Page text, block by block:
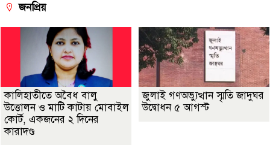
জনপ্রিয়
কালিহাতীতে অবৈধ বালু
উত্তোলন ও মাটি কাটায় মোবাইল
কোর্ট, একজনের ২ দিনের
কারাদণ্ড
জুলাই গণঅভ্যুত্থান স্মৃতি জাদুঘর
উদ্বোধন ৫ আগস্ট